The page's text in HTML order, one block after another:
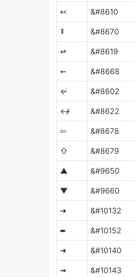
↢ &#8610
⇞ &#8670
↫ &#8619
⇜ &#8668
↚ &#8602
↮ &#8622
⇦ &#8678
⇧ &#8679
▲ &#9650
▼ &#9660
➔ &#10132
➨ &#10152
➜ &#10140
➟ &#10143